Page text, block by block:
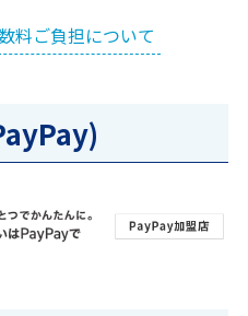
料ご負担について